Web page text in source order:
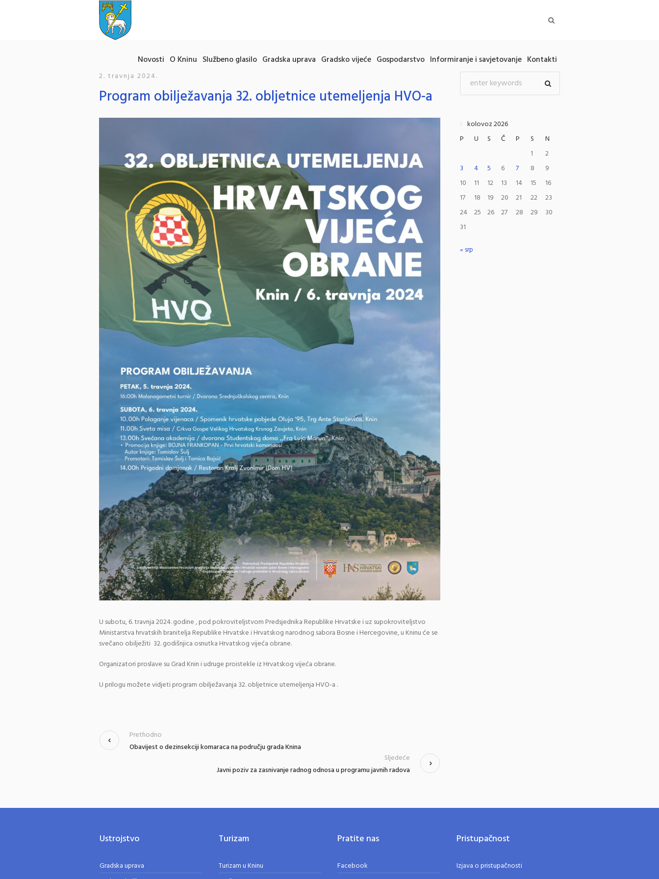
Novosti O Kninu Službeno glasilo Gradska uprava Gradsko vijeće Gospodarstvo Informiranje i savjetovanje Kontakti
2. travnja 2024.
Program obilježavanja 32. obljetnice utemeljenja HVO-a
U subotu, 6. travnja 2024. godine , pod pokroviteljstvom Predsjednika Republike Hrvatske i uz supokroviteljstvo
Ministarstva hrvatskih branitelja Republike Hrvatske i Hrvatskog narodnog sabora Bosne i Hercegovine, u Kninu će se
svečano obilježiti 32. godišnjica osnutka Hrvatskog vijeća obrane.
Organizatori proslave su Grad Knin i udruge proistekle iz Hrvatskog vijeća obrane.
U prilogu možete vidjeti program obilježavanja 32. obljetnice utemeljenja HVO-a .
Obavijest o dezinsekciji komaraca na području grada Knina
Prethodno
Javni poziv za zasnivanje radnog odnosa u programu javnih radova
Sljedeće
kolovoz 2026
P
U S Č P S
N
1
2
3
4 5 6 7 8
9
10
11 12 13 14 15
16
17
18 19 20 21 22
23
24
25 26 27 28 29
30
31
« srp
Ustrojstvo
Gradska uprava
Turizam
Turizam u Kninu
Pratite nas
Facebook
Pristupačnost
Izjava o pristupačnosti